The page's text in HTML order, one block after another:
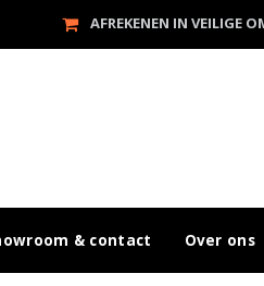
AFREKENEN IN VEILIGE
& contact Over ons